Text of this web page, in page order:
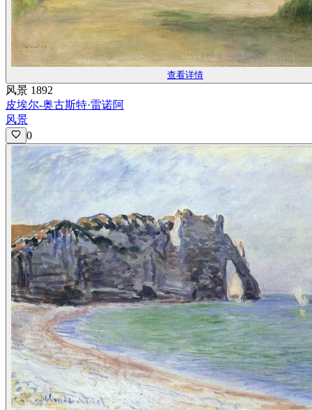
查看详情
风景 1892
皮埃尔-奥古斯特·雷诺阿
风景
0